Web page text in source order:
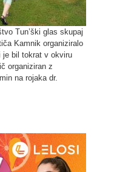
Tun’ški glas skupaj
Kamnik organiziralo
je bil tokrat v okviru
organiziran z
na rojaka dr.